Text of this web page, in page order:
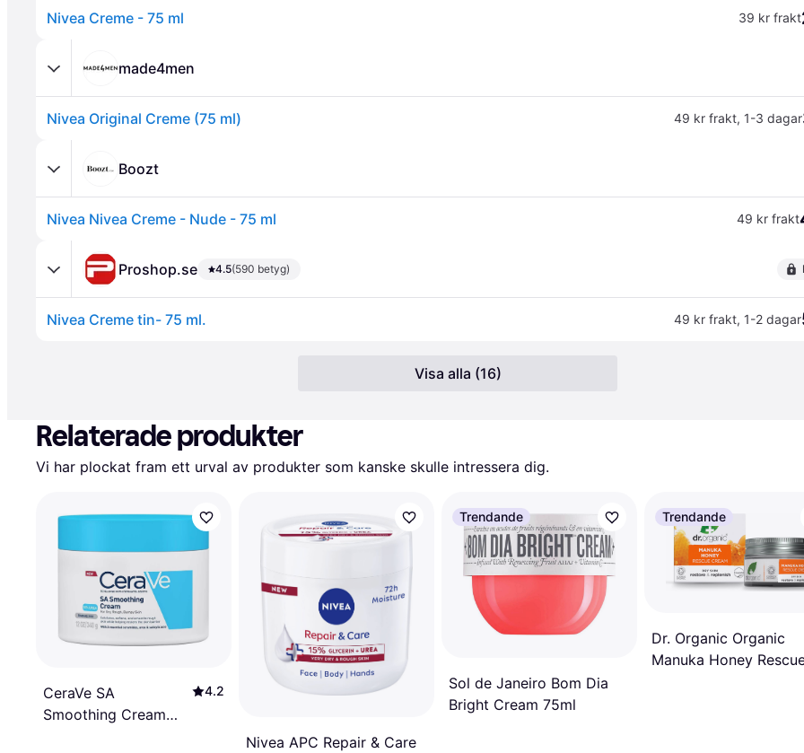
Nivea Creme - 75 ml 39 kr frakt
made4men
Nivea Original Creme (75 ml) 49 kr frakt, 1-3 dagar
Boozt
Nivea Nivea Creme - Nude - 75 ml 49 kr frakt
Proshop.se 4.5(590 betyg)
Nivea Creme tin- 75 ml. 49 kr frakt, 1-2 dagar
Visa alla (16)
Relaterade produkter
Vi har plockat fram ett urval av produkter som kanske skulle intressera dig.
CeraVe SA
Smoothing Cream
4.2
Nivea APC Repair & Care
Trendande
Sol de Janeiro Bom Dia
Bright Cream 75ml
Trendande
Dr. Organic Organic
Manuka Honey